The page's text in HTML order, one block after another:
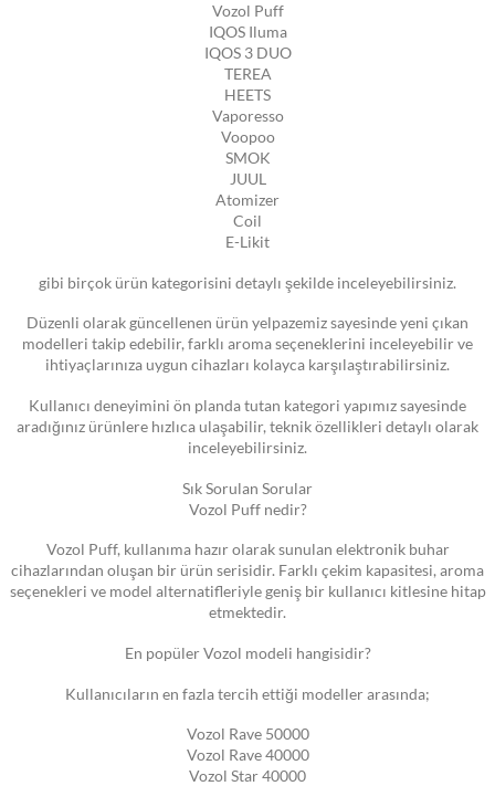
Vozol Puff
IQOS Iluma
IQOS 3 DUO
TEREA
HEETS
Vaporesso
Voopoo
SMOK
JUUL
Atomizer
Coil
E-Likit
gibi birçok ürün kategorisini detaylı şekilde inceleyebilirsiniz.
Düzenli olarak güncellenen ürün yelpazemiz sayesinde yeni çıkan
modelleri takip edebilir, farklı aroma seçeneklerini inceleyebilir ve
ihtiyaçlarınıza uygun cihazları kolayca karşılaştırabilirsiniz.
Kullanıcı deneyimini ön planda tutan kategori yapımız sayesinde
aradığınız ürünlere hızlıca ulaşabilir, teknik özellikleri detaylı olarak
inceleyebilirsiniz.
Sık Sorulan Sorular
Vozol Puff nedir?
Vozol Puff, kullanıma hazır olarak sunulan elektronik buhar
cihazlarından oluşan bir ürün serisidir. Farklı çekim kapasitesi, aroma
seçenekleri ve model alternatifleriyle geniş bir kullanıcı kitlesine hitap
etmektedir.
En popüler Vozol modeli hangisidir?
Kullanıcıların en fazla tercih ettiği modeller arasında;
Vozol Rave 50000
Vozol Rave 40000
Vozol Star 40000